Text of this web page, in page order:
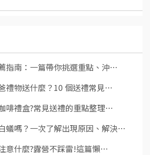
指南：一篇帶你挑選重點、沖⋯
禮物送什麼？10 個送禮常見⋯
啡禮盒?常見送禮的重點整理⋯
蟻嗎？一次了解出現原因、解決⋯
意什麼?露營不踩雷!這篇懶⋯